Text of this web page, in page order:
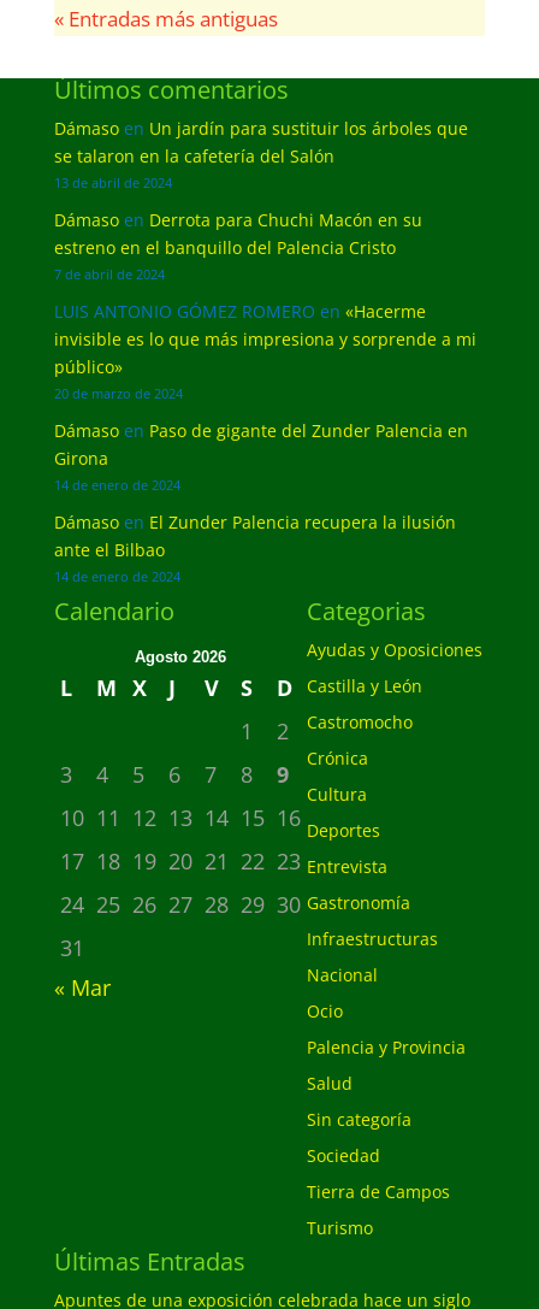
« Entradas más antiguas
Últimos comentarios
Dámasoen Un jardín para sustituir los árboles que
se talaron en la cafetería del Salón
13 de abril de 2024
Dámasoen Derrota para Chuchi Macón en su
estreno en el banquillo del Palencia Cristo
7 de abril de 2024
LUIS ANTONIO GÓMEZ ROMERO en «Hacerme
invisible es lo que más impresiona y sorprende a mi
público»
20 de marzo de 2024
Dámasoen Paso de gigante del Zunder Palencia en
Girona
14 de enero de 2024
Dámasoen El Zunder Palencia recupera la ilusión
ante el Bilbao
14 de enero de 2024
Calendario
Agosto 2026
L M X J V S
D
1
2
3
4 5 6 7 8
9
10 11 12 13 14 15 16
17 18 19 20 21 22 23
24 25 26 27 28 29 30
31
« Mar
Categorias
Ayudas y Oposiciones
Castilla y León
Castromocho
Crónica
Cultura
Deportes
Entrevista
Gastronomía
Infraestructuras
Nacional
Ocio
Palencia y Provincia
Salud
Sin categoría
Sociedad
Tierra de Campos
Turismo
Últimas Entradas
Apuntes de una exposición celebrada hace un siglo